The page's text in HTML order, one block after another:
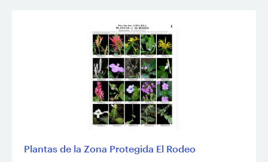
Plantas de la Zona Protegida El Rodeo